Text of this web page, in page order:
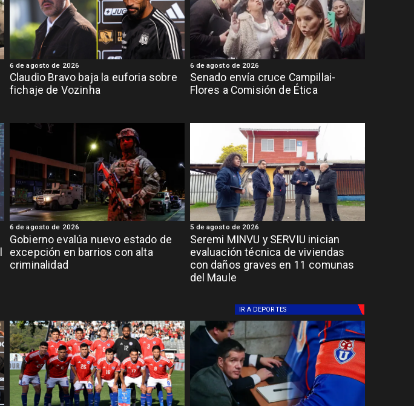
Claudio Bravo baja la euforia sobre
fichaje de Vozinha
6 de agosto de 2026
Senado envía cruce Campillai-
Flores a Comisión de Ética
6 de agosto de 2026
Gobierno evalúa nuevo estado de
excepción en barrios con alta
criminalidad
6 de agosto de 2026
Seremi MINVU y SERVIU inician
evaluación técnica de viviendas
con daños graves en 11 comunas
del Maule
5 de agosto de 2026
IR A DEPORTES